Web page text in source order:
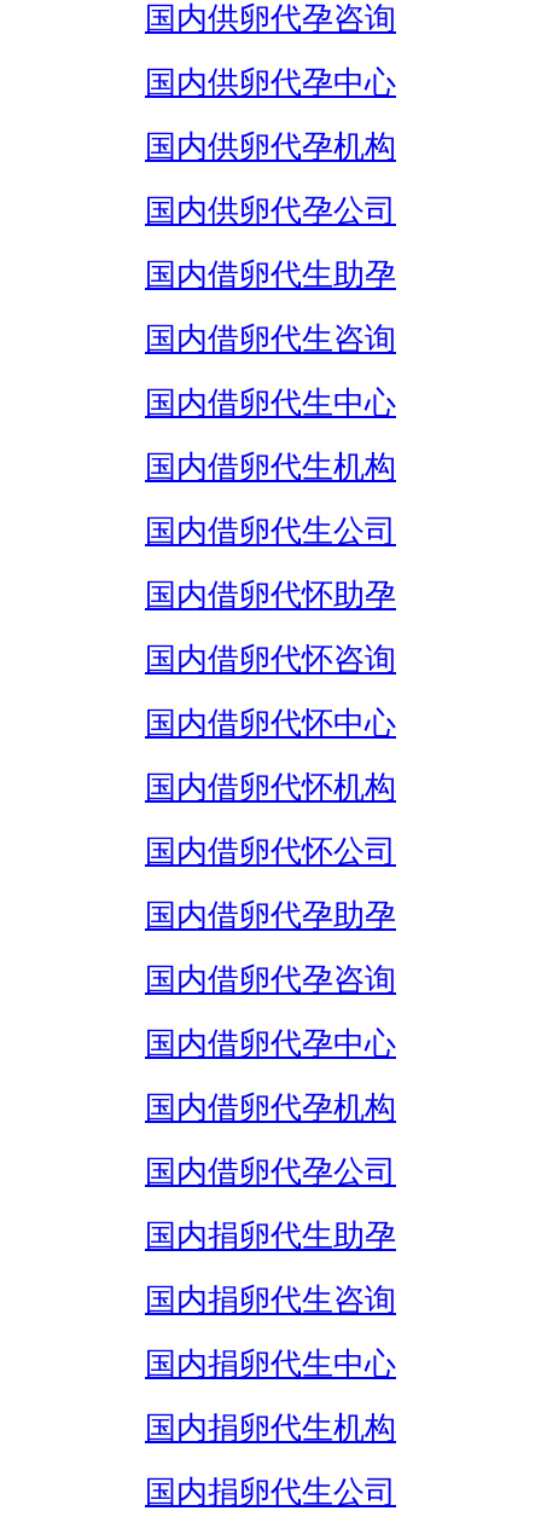
国内供卵代孕咨询
国内供卵代孕中心
国内供卵代孕机构
国内供卵代孕公司
国内借卵代生助孕
国内借卵代生咨询
国内借卵代生中心
国内借卵代生机构
国内借卵代生公司
国内借卵代怀助孕
国内借卵代怀咨询
国内借卵代怀中心
国内借卵代怀机构
国内借卵代怀公司
国内借卵代孕助孕
国内借卵代孕咨询
国内借卵代孕中心
国内借卵代孕机构
国内借卵代孕公司
国内捐卵代生助孕
国内捐卵代生咨询
国内捐卵代生中心
国内捐卵代生机构
国内捐卵代生公司